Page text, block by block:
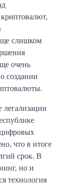
слишком
очень
создании
легализации
цифровых
что в итоге
срок. В
но и
технология